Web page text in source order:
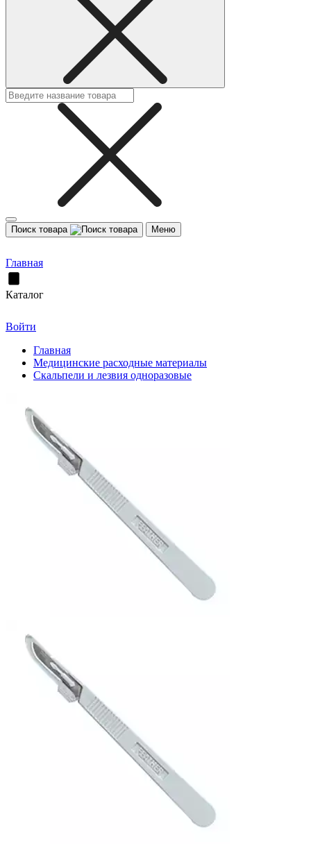
Поиск товара Меню
Главная
Каталог
Войти
Главная
Медицинские расходные материалы
Скальпели и лезвия одноразовые